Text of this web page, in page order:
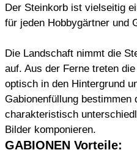
Der Steinkorb ist vielseitig
für jeden Hobbygärtner und
Die Landschaft nimmt die
auf. Aus der Ferne treten
optisch in den Hintergrund
Gabionenfüllung
charakteristisch
Bilder komponieren.
GABIONEN Vorteile: